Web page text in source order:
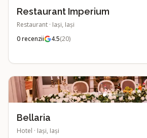
Restaurant Imperium
Restaurant · Iași, Iași
0recenzii 4.5(20)
Bellaria
Hotel · Iași, Iași